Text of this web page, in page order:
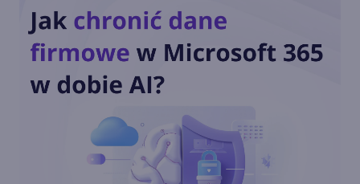
pobranie Paint 3D
Przedłużone wsparcie
konsumentów. Ile będzie
kosztować?